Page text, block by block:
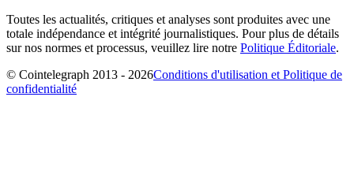
Toutes les actualités, critiques et analyses sont produites avec une
totale indépendance et intégrité journalistiques. Pour plus de détails
sur nos normes et processus, veuillez lire notre Politique Éditoriale.
© Cointelegraph 2013 - 2026Conditions d'utilisation et Politique de
confidentialité